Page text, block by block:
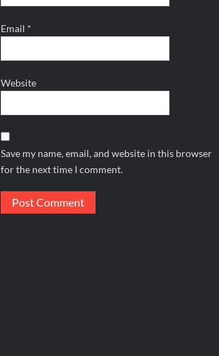
Email *
Website
Save my name, email, and website in this browser
for the next time I comment.